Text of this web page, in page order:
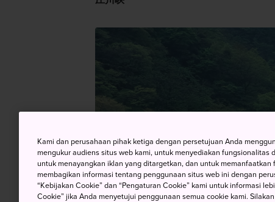
Kami dan perusahaan pihak ketiga dengan persetujuan Anda
mengukur audiens situs web kami, untuk menyediakan fungsionalitas
untuk menayangkan iklan yang ditargetkan, dan untuk
membagikan informasi tentang penggunaan situs web ini dengan
“Kebijakan Cookie” dan “Pengaturan Cookie” kami untuk informasi
Cookie” jika Anda menyetujui penggunaan semua cookie kami.